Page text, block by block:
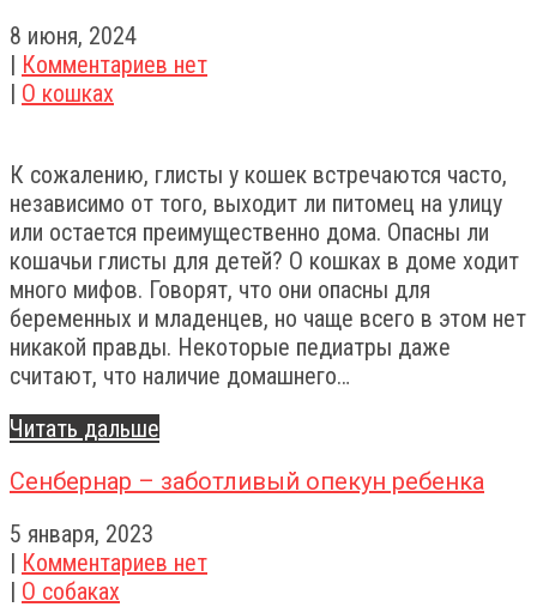
8 июня, 2024
| Комментариев нет
| О кошках
К сожалению, глисты у кошек встречаются часто,
независимо от того, выходит ли питомец на улицу
или остается преимущественно дома. Опасны ли
кошачьи глисты для детей? О кошках в доме ходит
много мифов. Говорят, что они опасны для
беременных и младенцев, но чаще всего в этом нет
никакой правды. Некоторые педиатры даже
считают, что наличие домашнего…
Читать дальше
Сенбернар – заботливый опекун ребенка
5 января, 2023
| Комментариев нет
| О собаках